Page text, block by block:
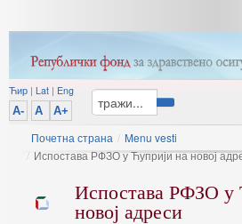
Ћир | Lat | Eng
A-
A A+
Почетна страна / Menu vesti
/ Испостава РФЗО у Ћуприји на новој
Испостава РФЗО у
новој адреси